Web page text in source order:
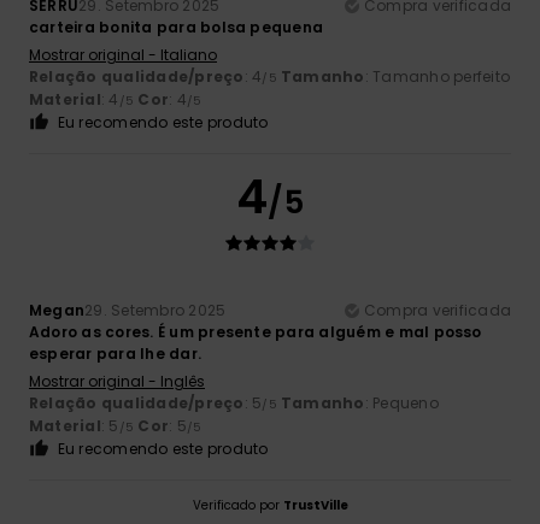
SERRU29. Setembro 2025
Compra verificada
carteira bonita para bolsa pequena
Mostrar original - Italiano
Relação qualidade/preço: 4/5 Tamanho: Tamanho perfeito
Material: 4 /5 Cor: 4/5
Eu recomendo este produto
4/5
Megan29. Setembro 2025
Compra verificada
Adoro as cores. É um presente para alguém e mal posso
esperar para lhe dar.
Mostrar original - Inglês
Relação qualidade/preço: 5/5 Tamanho: Pequeno
Material: 5 /5 Cor: 5/5
Eu recomendo este produto
Verificado por TrustVille